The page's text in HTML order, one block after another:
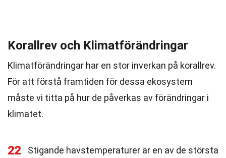
Korallrev och Klimatförändringar
Klimatförändringar har en stor inverkan på korallrev.
För att förstå framtiden för dessa ekosystem
måste vi titta på hur de påverkas av förändringar i
klimatet.
22
Stigande havstemperaturer är en av de största